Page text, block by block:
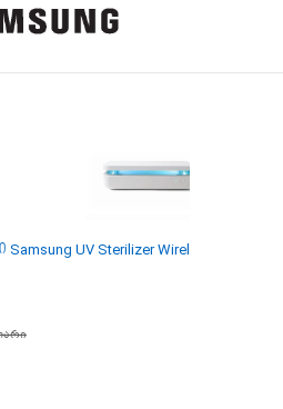
UV Sterilizer Wireless Charger